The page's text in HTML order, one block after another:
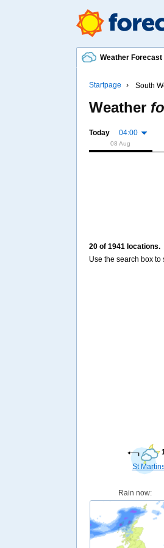
Weather Forecast
Startpage South
Weather
Today 04:00
08 Aug
20 of 1941 locations.
Use the search box
St
Rain now: